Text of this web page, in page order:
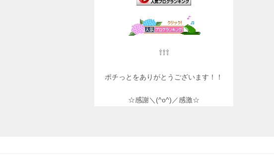
⇧⇧⇧
ポチっとをありがとうございます！！
☆感謝＼(^o^)／感激☆